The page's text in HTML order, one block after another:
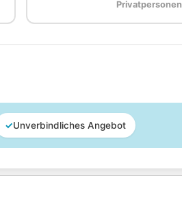
Privatpersonen
✓Unverbindliches Angebot